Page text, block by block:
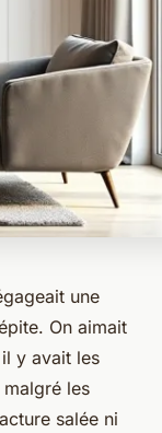
une
On aimait
y avait les
les
salée ni